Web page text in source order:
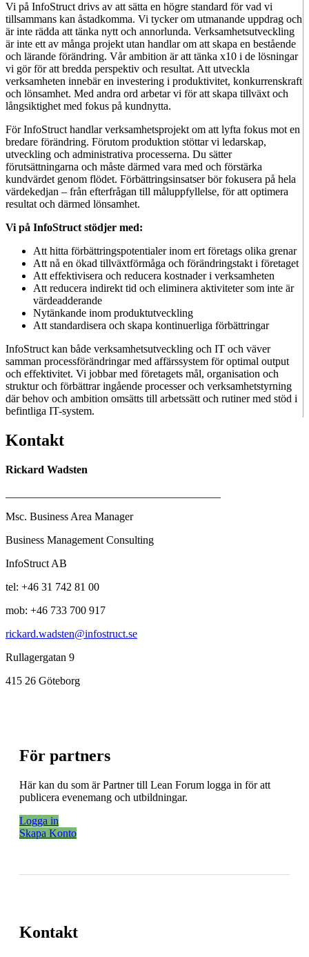
Vi på InfoStruct drivs av att sätta en högre standard för vad vi
tillsammans kan åstadkomma. Vi tycker om utmanande uppdrag och
är inte rädda att tänka nytt och annorlunda. Verksamhetsutveckling
är inte ett av många projekt utan handlar om att skapa en bestående
och lärande förändring. Vår ambition är att tänka x10 i de lösningar
vi gör för att bredda perspektiv och resultat. Att utveckla
verksamheten innebär en investering i produktivitet, konkurrenskraft
och lönsamhet. Med andra ord arbetar vi för att skapa tillväxt och
långsiktighet med fokus på kundnytta.
För InfoStruct handlar verksamhetsprojekt om att lyfta fokus mot en
bredare förändring. Förutom produktion stöttar vi ledarskap,
utveckling och administrativa processerna. Du sätter
förutsättningarna och måste därmed vara med och förstärka
kundvärdet genom flödet. Förbättringsinsatser bör fokusera på hela
värdekedjan – från efterfrågan till måluppfyllelse, för att optimera
resultat och därmed lönsamhet.
Vi på InfoStruct stödjer med:
Att hitta förbättringspotentialer inom ert företags olika grenar
Att nå en ökad tillväxtförmåga och förändringstakt i företaget
Att effektivisera och reducera kostnader i verksamheten
Att reducera indirekt tid och eliminera aktiviteter som inte är
värdeadderande
Nytänkande inom produktutveckling
Att standardisera och skapa kontinuerliga förbättringar
InfoStruct kan både verksamhetsutveckling och IT och väver
samman processförändringar med affärssystem för optimal output
och effektivitet. Vi jobbar med företagets mål, organisation och
struktur och förbättrar ingående processer och verksamhetstyrning
där behov och ambition omsätts till arbetssätt och rutiner med stöd i
befintliga IT-system.
Kontakt
Rickard Wadsten
Msc. Business Area Manager
Business Management Consulting
InfoStruct AB
tel: +46 31 742 81 00
mob: +46 733 700 917
rickard.wadsten@infostruct.se
Rullagergatan 9
415 26 Göteborg
För partners
Här kan du som är Partner till Lean Forum logga in för att
publicera evenemang och utbildningar.
Logga in
Skapa Konto
Kontakt